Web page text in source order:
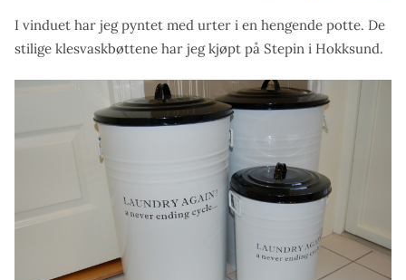
I vinduet har jeg pyntet med urter i en hengende potte. De
stilige klesvaskbøttene har jeg kjøpt på Stepin i Hokksund.